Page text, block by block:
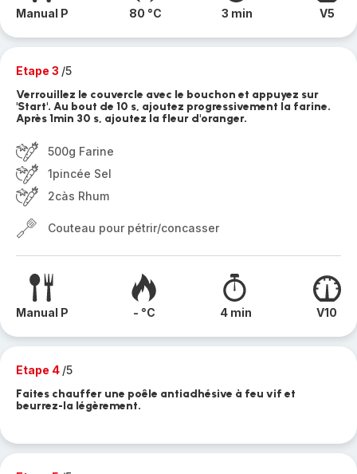
Manual P 80 °C 3 min V5
Etape 3 /5
Verrouillez le couvercle avec le bouchon et appuyez sur
'Start'. Au bout de 10 s, ajoutez progressivement la farine.
Après 1min 30 s, ajoutez la fleur d'oranger.
500g Farine
1pincée Sel
2càs Rhum
Couteau pour pétrir/concasser
Manual P - °C 4 min V10
Etape 4 /5
Faites chauffer une poêle antiadhésive à feu vif et
beurrez-la légèrement.